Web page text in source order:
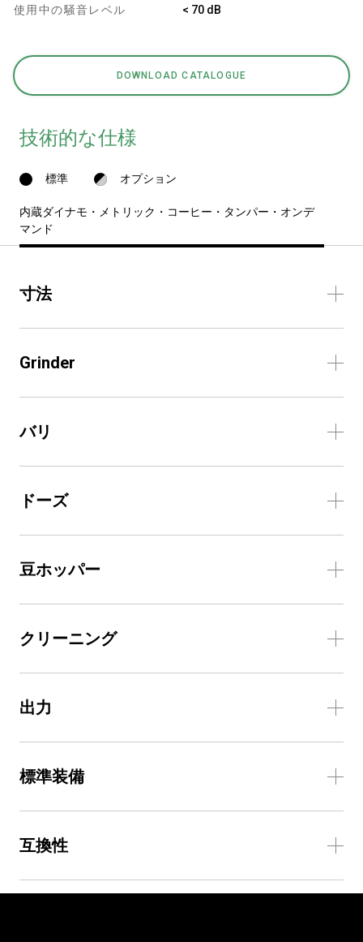
使用中の騒音レベル < 70 dB
DOWNLOAD CATALOGUE
技術的な仕様
標準 オプション
内蔵ダイナモ・メトリック・コーヒー・タンパー・オンデ
マンド
寸法
Grinder
バリ
ドーズ
豆ホッパー
クリーニング
出力
標準装備
互換性